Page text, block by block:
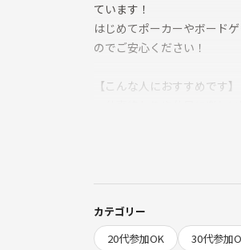
ています！
はじめてポーカーやボード
のでご安心ください！
【こんな人におすすめです】
もちろん「目的は特になし
【主催者について】
東京都23区内を中心に出張
カテゴリー
20代参加OK
30代参加